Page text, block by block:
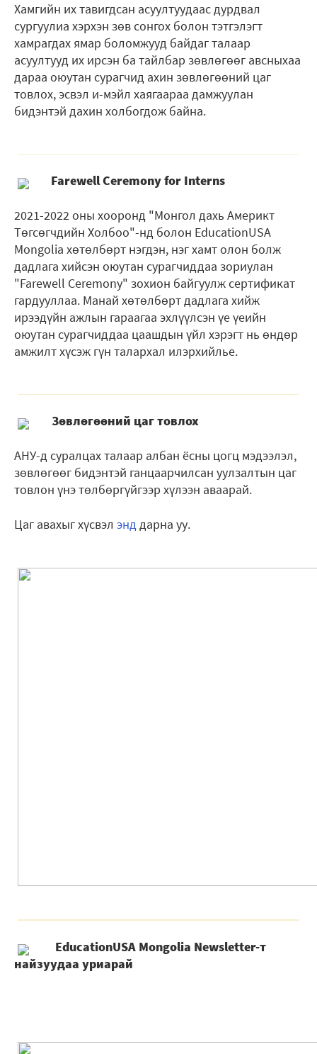
Хамгийн их тавигдсан асуултуудаас дурдвал
сургуулиа хэрхэн зөв сонгох болон тэтгэлэгт
хамрагдах ямар боломжууд байдаг талаар
асуултууд их ирсэн ба тайлбар зөвлөгөөг авсныхаа
дараа оюутан сурагчид ахин зөвлөгөөний цаг
товлох, эсвэл и-мэйл хаягаараа дамжуулан
бидэнтэй дахин холбогдож байна.
Farewell Ceremony for Interns
2021-2022 оны хооронд "Монгол дахь Америкт
Төгсөгчдийн Холбоо"-нд болон EducationUSA
Mongolia хөтөлбөрт нэгдэн, нэг хамт олон болж
дадлага хийсэн оюутан сурагчиддаа зориулан
"Farewell Ceremony" зохион байгуулж сертификат
гардууллаа. Манай хөтөлбөрт дадлага хийж
ирээдүйн ажлын гараагаа эхлүүлсэн үе үеийн
оюутан сурагчиддаа цаашдын үйл хэрэгт нь өндөр
амжилт хүсэж гүн талархал илэрхийлье.
Зөвлөгөөний цаг товлох
АНУ-д суралцах талаар албан ёсны цогц мэдээлэл,
зөвлөгөөг бидэнтэй ганцаарчилсан уулзалтын цаг
товлон үнэ тѳлбѳргүйгээр хүлээн аваарай.
Цаг авахыг хүсвэл энддарна уу.
EducationUSA Mongolia Newsletter-т
найзуудаа уриарай